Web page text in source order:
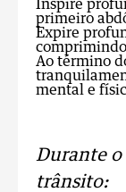
Inspire
primeiro
Expire
Ao término
mental e
Durante
trânsito: